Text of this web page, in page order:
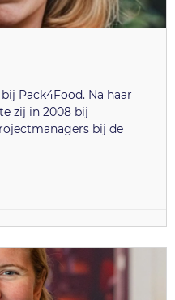
Pack4Food. Na haar
zij in 2008 bij
bij de